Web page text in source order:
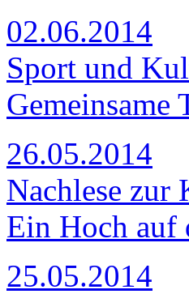
02.06.2014
Sport und
Gemeinsame
26.05.2014
Nachlese zur
Ein Hoch auf
25.05.2014